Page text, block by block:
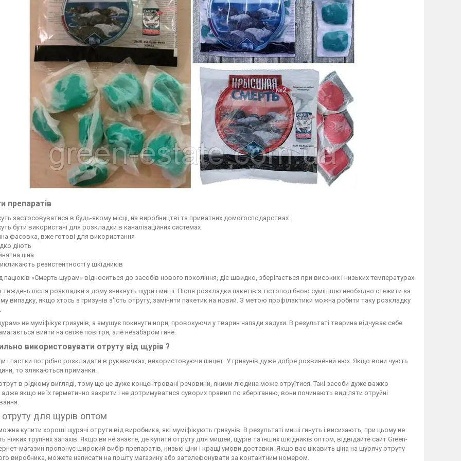
препаратів
застосовуватися в будь-якому місці, на виробництві та приватних домогосподарствах
бути використані для розкладки в каналізаційних системах
фасовка, вже готові для використання
діють
ціна
резистентності у шкідників
пацюків «Смерть щурам» відноситься до засобів нового покоління, діє швидко, зберігається при високих і низьких температурах.
тиждень після розкладки з дому зникнуть щури і миші. Після розкладки пакетів з тістоподібною сумішшю необхідно стежити за
випадку, якщо хтось з гризунів з'їсть отруту, замінити пакетик на новий. З метою профілактики можна робити таку розкладку
не муміфікує гризунів, а змушує покинути нори, провокуючи у тварин напади задухи. В результаті тварина відчуває себе
вийти на свіже повітря, але незабаром гине.
використовувати отруту від щурів ?
і пастки потрібно розкладати в рукавичках, використовуючи пінцет. У гризунів дуже добре розвинений нюх. Якщо вони чують
то злякаються приманки.
в рідкому вигляді, тому що це дуже концентровані речовини, якими людина може отруїтися. Такі засоби дуже важко
адже якщо не їх герметично закрити і не дотримуватися суворих правил по зберіганню, вони починають виділяти отруйні
отруту для щурів оптом
купити хороші щурячі отрути від виробника, які муміфікують гризунів. В результаті миші гинуть і висихають, при цьому не
ніяких трупних запахів. Якщо ви не знаєте, де купити отруту для мишей, щурів та інших шкідників оптом, відвідайте сайт Green-
магазин пропонує широкий вибір препаратів, низькі ціни і кращі умови доставки. Якщо вас цікавить ціна на щурячу отруту
виробника, можете написати на пошту магазину або зателефонувати за контактним номером.